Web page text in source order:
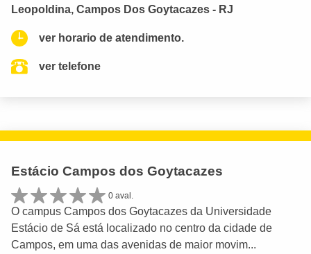
Leopoldina, Campos Dos Goytacazes - RJ
ver horario de atendimento.
ver telefone
Estácio Campos dos Goytacazes
0 aval.
O campus Campos dos Goytacazes da Universidade
Estácio de Sá está localizado no centro da cidade de
Campos, em uma das avenidas de maior movim...